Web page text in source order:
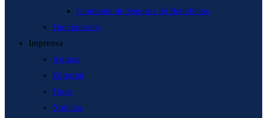
Comissão de Seguros de Benefícios
Funcionários
Imprensa
Artigos
Editorial
Fotos
Notícias